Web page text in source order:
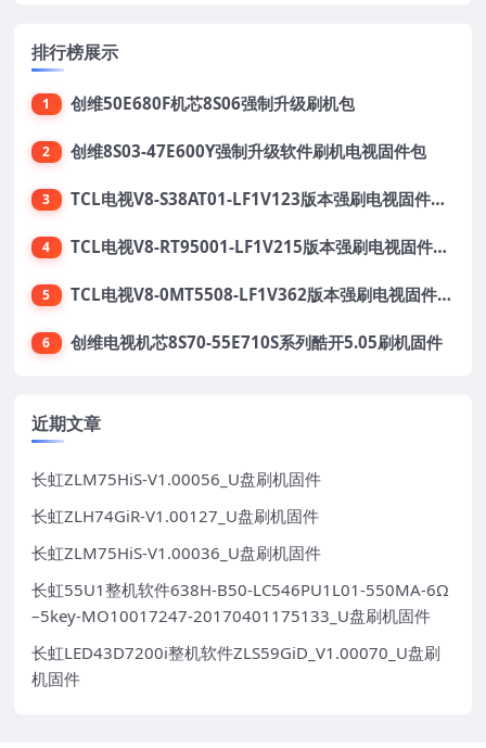
排行榜展示
1 创维50E680F机芯8S06强制升级刷机包
2 创维8S03-47E600Y强制升级软件刷机电视固件包
3 TCL电视V8-S38AT01-LF1V123版本强刷电视固件包下载
4 TCL电视V8-RT95001-LF1V215版本强刷电视固件包下载
5 TCL电视V8-0MT5508-LF1V362版本强刷电视固件包下载
6 创维电视机芯8S70-55E710S系列酷开5.05刷机固件
近期文章
长虹ZLM75HiS-V1.00056_U盘刷机固件
长虹ZLH74GiR-V1.00127_U盘刷机固件
长虹ZLM75HiS-V1.00036_U盘刷机固件
长虹55U1整机软件638H-B50-LC546PU1L01-550MA-6Ω
–5key-MO10017247-20170401175133_U盘刷机固件
长虹LED43D7200i整机软件ZLS59GiD_V1.00070_U盘刷
机固件